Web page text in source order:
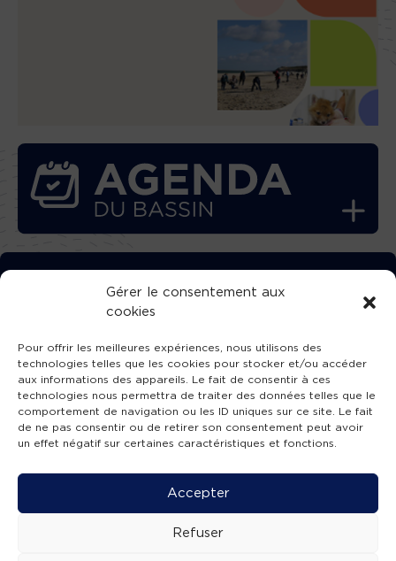
Gérer le consentement aux
cookies
Pour offrir les meilleures expériences, nous utilisons des
technologies telles que les cookies pour stocker et/ou accéder
aux informations des appareils. Le fait de consentir à ces
technologies nous permettra de traiter des données telles que le
comportement de navigation ou les ID uniques sur ce site. Le fait
de ne pas consentir ou de retirer son consentement peut avoir
un effet négatif sur certaines caractéristiques et fonctions.
Accepter
Refuser
TÉLÉCHARGEZ GRATUITEMENT
L’APPLICATION TVBA !
SUIVEZ-NOUS !
Mentions légales -Accessibilité